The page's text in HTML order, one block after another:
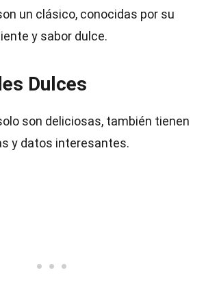
un clásico, conocidas por su
y sabor dulce.
Dulces
son deliciosas, también tienen
y datos interesantes.